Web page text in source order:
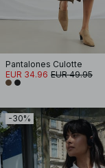
Pantalones Culotte
EUR 34.96 EUR 49.95
-30%